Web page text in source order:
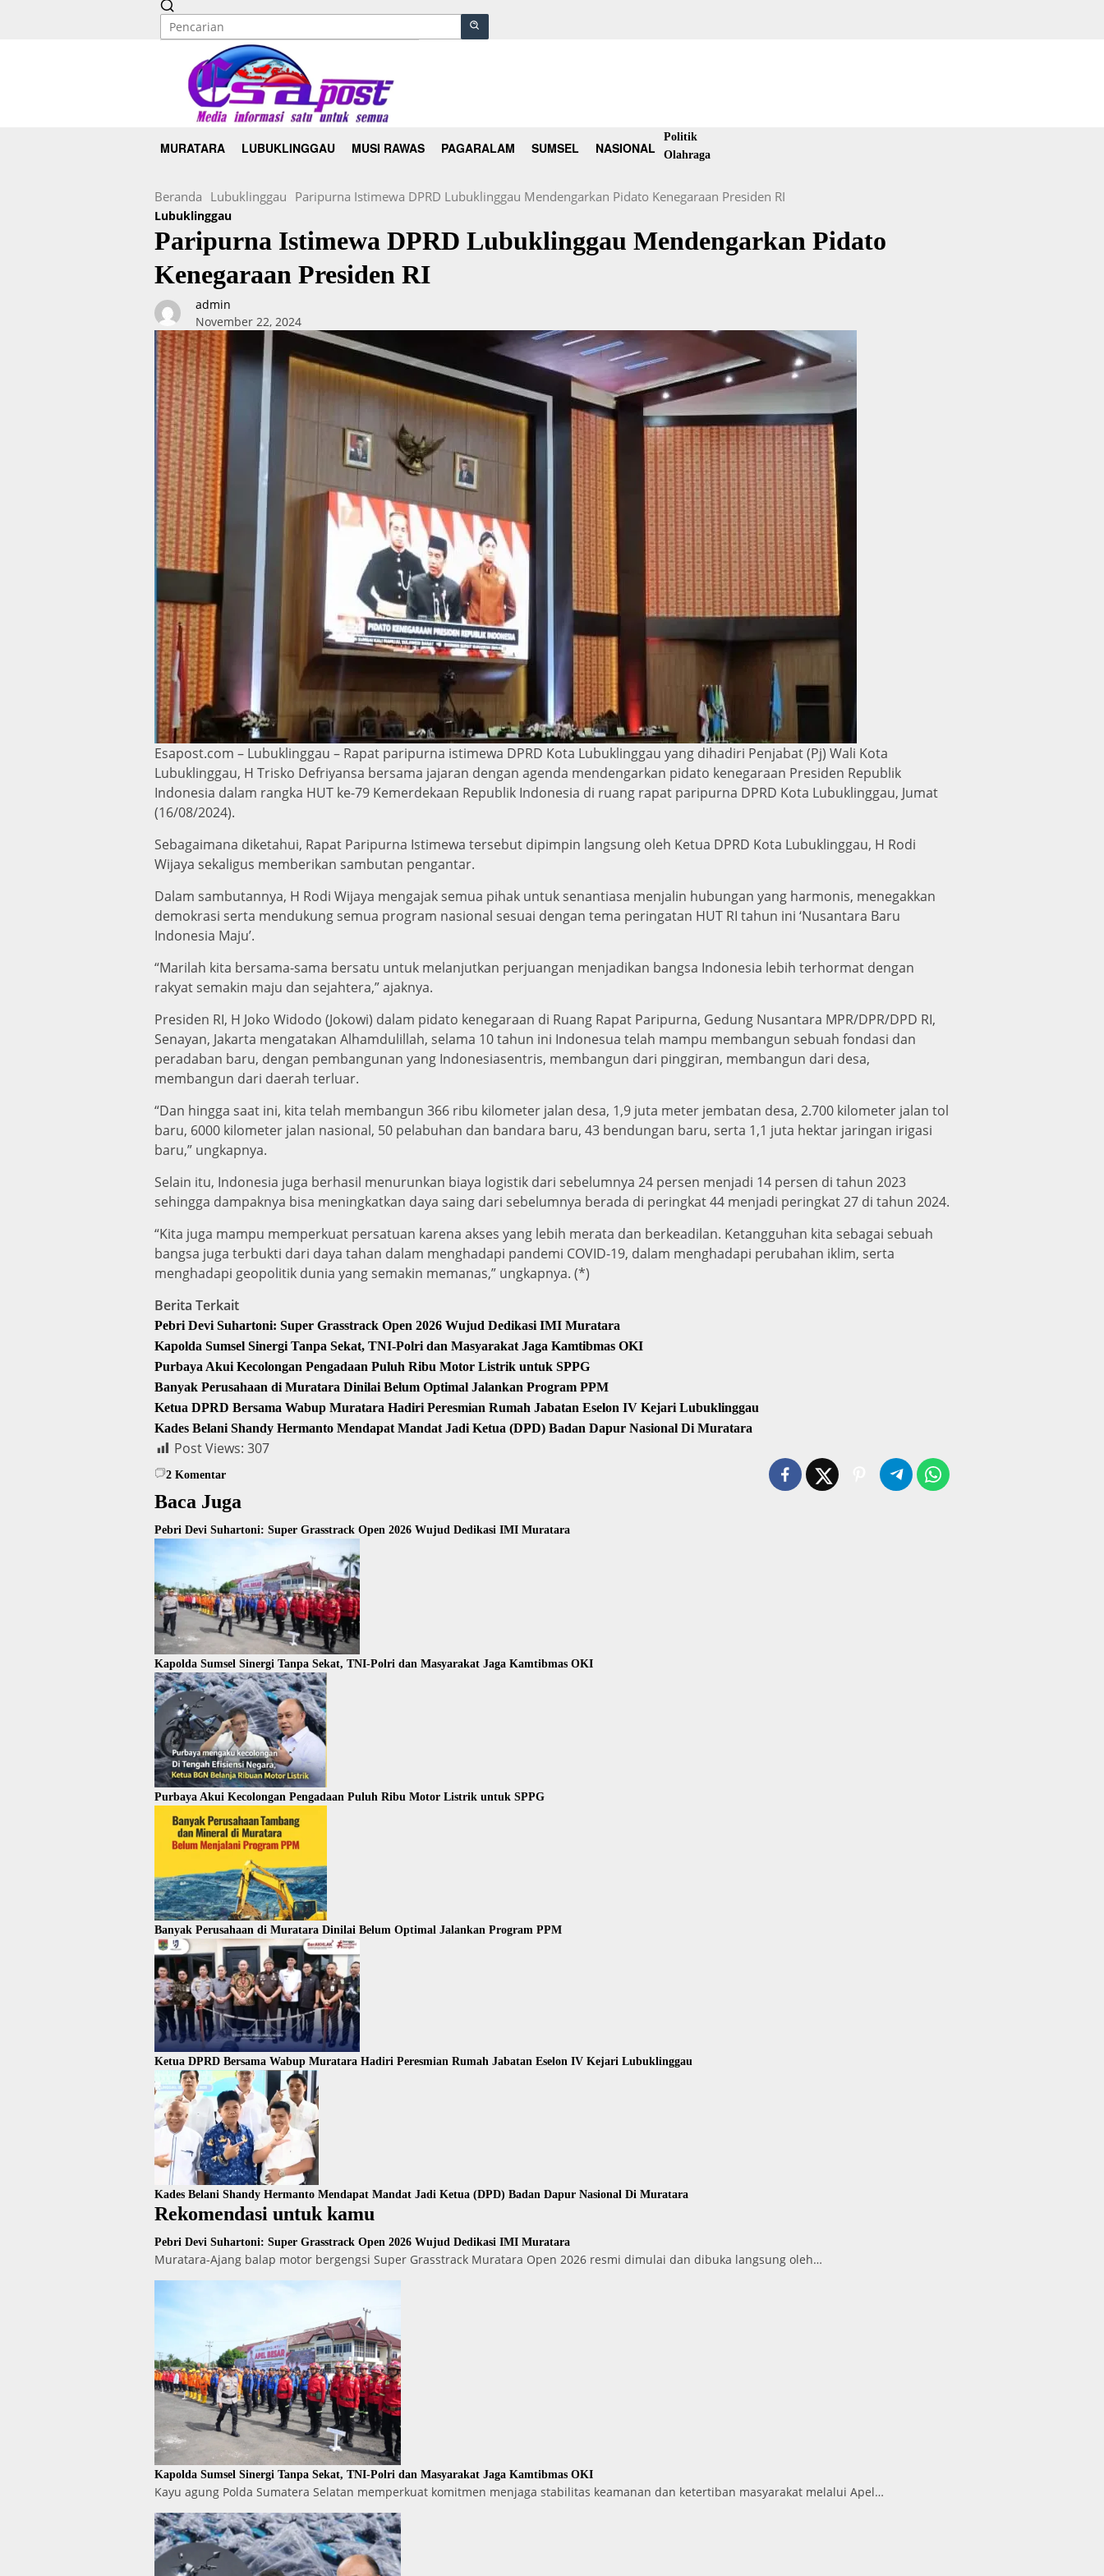
MURATARA LUBUKLINGGAU MUSI RAWAS PAGARALAM SUMSEL NASIONAL
Politik
Olahraga
Beranda Lubuklinggau Paripurna Istimewa DPRD Lubuklinggau Mendengarkan Pidato Kenegaraan Presiden RI
Lubuklinggau
Paripurna Istimewa DPRD Lubuklinggau Mendengarkan Pidato
Kenegaraan Presiden RI
admin
November 22, 2024
Esapost.com – Lubuklinggau – Rapat paripurna istimewa DPRD Kota Lubuklinggau yang dihadiri Penjabat (Pj) Wali Kota
Lubuklinggau, H Trisko Defriyansa bersama jajaran dengan agenda mendengarkan pidato kenegaraan Presiden Republik
Indonesia dalam rangka HUT ke-79 Kemerdekaan Republik Indonesia di ruang rapat paripurna DPRD Kota Lubuklinggau, Jumat
(16/08/2024).
Sebagaimana diketahui, Rapat Paripurna Istimewa tersebut dipimpin langsung oleh Ketua DPRD Kota Lubuklinggau, H Rodi
Wijaya sekaligus memberikan sambutan pengantar.
Dalam sambutannya, H Rodi Wijaya mengajak semua pihak untuk senantiasa menjalin hubungan yang harmonis, menegakkan
demokrasi serta mendukung semua program nasional sesuai dengan tema peringatan HUT RI tahun ini ‘Nusantara Baru
Indonesia Maju’.
“Marilah kita bersama-sama bersatu untuk melanjutkan perjuangan menjadikan bangsa Indonesia lebih terhormat dengan
rakyat semakin maju dan sejahtera,” ajaknya.
Presiden RI, H Joko Widodo (Jokowi) dalam pidato kenegaraan di Ruang Rapat Paripurna, Gedung Nusantara MPR/DPR/DPD RI,
Senayan, Jakarta mengatakan Alhamdulillah, selama 10 tahun ini Indonesua telah mampu membangun sebuah fondasi dan
peradaban baru, dengan pembangunan yang Indonesiasentris, membangun dari pinggiran, membangun dari desa,
membangun dari daerah terluar.
“Dan hingga saat ini, kita telah membangun 366 ribu kilometer jalan desa, 1,9 juta meter jembatan desa, 2.700 kilometer jalan tol
baru, 6000 kilometer jalan nasional, 50 pelabuhan dan bandara baru, 43 bendungan baru, serta 1,1 juta hektar jaringan irigasi
baru,” ungkapnya.
Selain itu, Indonesia juga berhasil menurunkan biaya logistik dari sebelumnya 24 persen menjadi 14 persen di tahun 2023
sehingga dampaknya bisa meningkatkan daya saing dari sebelumnya berada di peringkat 44 menjadi peringkat 27 di tahun 2024.
“Kita juga mampu memperkuat persatuan karena akses yang lebih merata dan berkeadilan. Ketangguhan kita sebagai sebuah
bangsa juga terbukti dari daya tahan dalam menghadapi pandemi COVID-19, dalam menghadapi perubahan iklim, serta
menghadapi geopolitik dunia yang semakin memanas,” ungkapnya. (*)
Berita Terkait
Pebri Devi Suhartoni: Super Grasstrack Open 2026 Wujud Dedikasi IMI Muratara
Kapolda Sumsel Sinergi Tanpa Sekat, TNI-Polri dan Masyarakat Jaga Kamtibmas OKI
Purbaya Akui Kecolongan Pengadaan Puluh Ribu Motor Listrik untuk SPPG
Banyak Perusahaan di Muratara Dinilai Belum Optimal Jalankan Program PPM
Ketua DPRD Bersama Wabup Muratara Hadiri Peresmian Rumah Jabatan Eselon IV Kejari Lubuklinggau
Kades Belani Shandy Hermanto Mendapat Mandat Jadi Ketua (DPD) Badan Dapur Nasional Di Muratara
Post Views: 307
2 Komentar
Baca Juga
Pebri Devi Suhartoni: Super Grasstrack Open 2026 Wujud Dedikasi IMI Muratara
Kapolda Sumsel Sinergi Tanpa Sekat, TNI-Polri dan Masyarakat Jaga Kamtibmas OKI
Purbaya Akui Kecolongan Pengadaan Puluh Ribu Motor Listrik untuk SPPG
Banyak Perusahaan di Muratara Dinilai Belum Optimal Jalankan Program PPM
Ketua DPRD Bersama Wabup Muratara Hadiri Peresmian Rumah Jabatan Eselon IV Kejari Lubuklinggau
Kades Belani Shandy Hermanto Mendapat Mandat Jadi Ketua (DPD) Badan Dapur Nasional Di Muratara
Rekomendasi untuk kamu
Pebri Devi Suhartoni: Super Grasstrack Open 2026 Wujud Dedikasi IMI Muratara
Muratara-Ajang balap motor bergengsi Super Grasstrack Muratara Open 2026 resmi dimulai dan dibuka langsung oleh…
Kapolda Sumsel Sinergi Tanpa Sekat, TNI-Polri dan Masyarakat Jaga Kamtibmas OKI
Kayu agung Polda Sumatera Selatan memperkuat komitmen menjaga stabilitas keamanan dan ketertiban masyarakat melalui Apel…